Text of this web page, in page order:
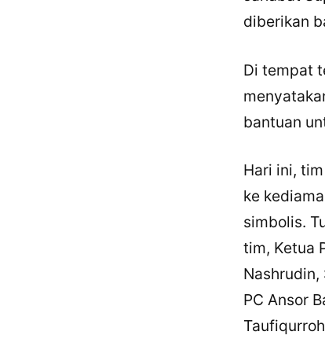
diberikan
Di tempat
bantuan
Hari ini,
ke
simbolis.
tim, Ketua
Nashrudin,
PC Ansor